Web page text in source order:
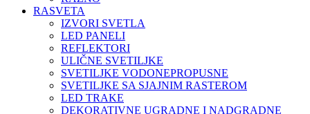
RASVETA
IZVORI SVETLA
LED PANELI
REFLEKTORI
ULIČNE SVETILJKE
SVETILJKE VODONEPROPUSNE
SVETILJKE SA SJAJNIM RASTEROM
LED TRAKE
DEKORATIVNE UGRADNE I NADGRADNE